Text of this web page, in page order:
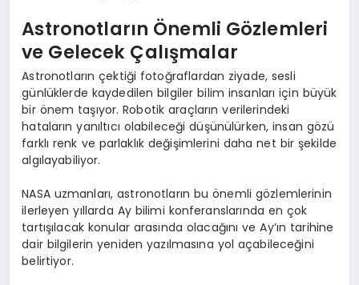
Astronotların Önemli Gözlemleri
ve Gelecek Çalışmalar
Astronotların çektiği fotoğraflardan ziyade, sesli
günlüklerde kaydedilen bilgiler bilim insanları için büyük
bir önem taşıyor. Robotik araçların verilerindeki
hataların yanıltıcı olabileceği düşünülürken, insan gözü
farklı renk ve parlaklık değişimlerini daha net bir şekilde
algılayabiliyor.
NASA uzmanları, astronotların bu önemli gözlemlerinin
ilerleyen yıllarda Ay bilimi konferanslarında en çok
tartışılacak konular arasında olacağını ve Ay’ın tarihine
dair bilgilerin yeniden yazılmasına yol açabileceğini
belirtiyor.